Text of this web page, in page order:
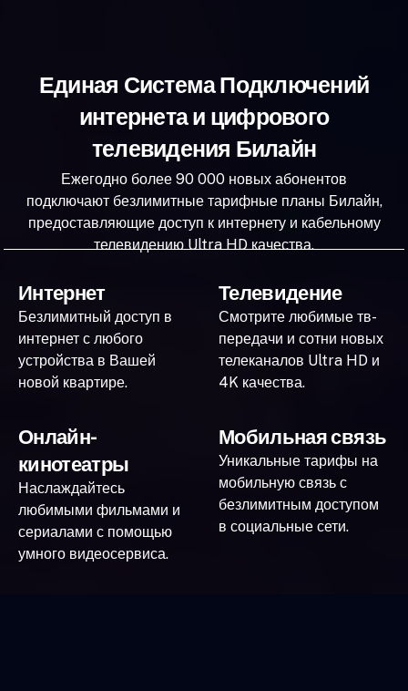
Единая Система Подключений
интернета и цифрового
телевидения Билайн
Ежегодно более 90 000 новых абонентов
подключают безлимитные тарифные планы Билайн,
предоставляющие доступ к интернету и кабельному
телевидению Ultra HD качества.
Интернет
Безлимитный доступ в
интернет с любого
устройства в Вашей
новой квартире.
Телевидение
Смотрите любимые тв-
передачи и сотни новых
телеканалов Ultra HD и
4K качества.
Онлайн-
кинотеатры
Наслаждайтесь
любимыми фильмами и
сериалами с помощью
умного видеосервиса.
Мобильная связь
Уникальные тарифы на
мобильную связь с
безлимитным доступом
в социальные сети.